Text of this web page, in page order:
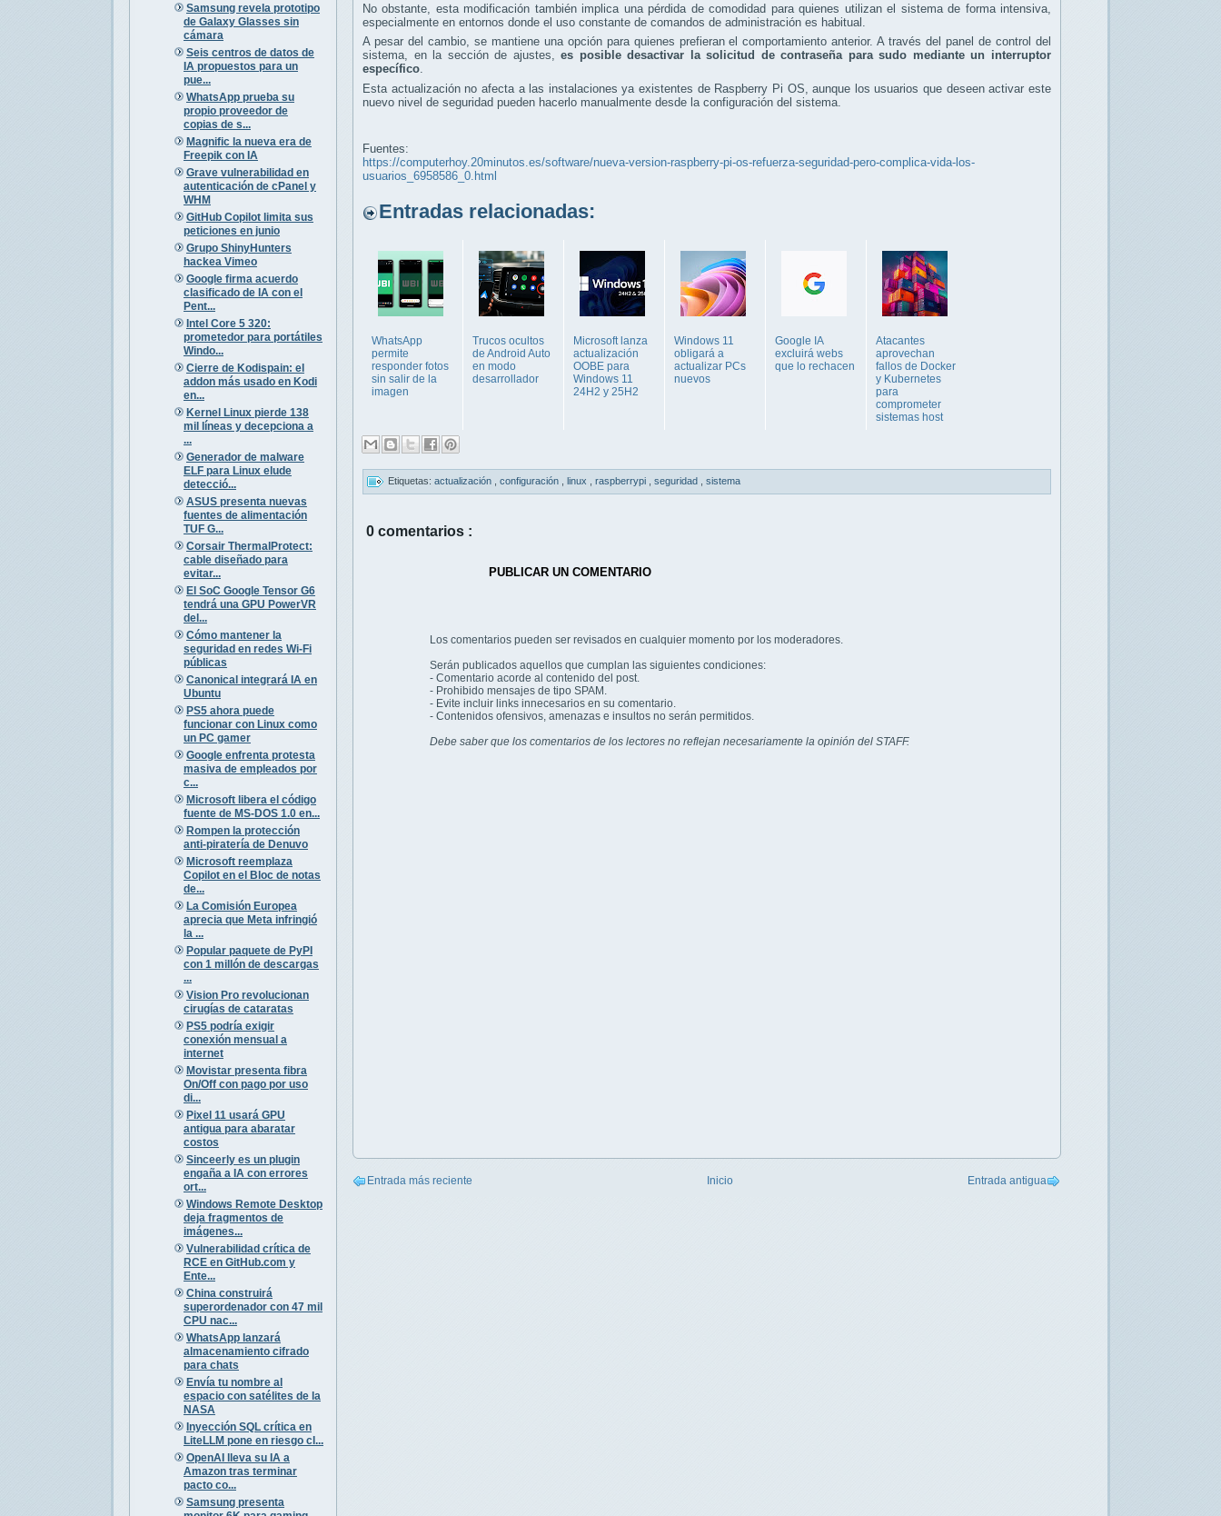
Samsung revela prototipo
de Galaxy Glasses sin
cámara
Seis centros de datos de
IA propuestos para un
pue...
WhatsApp prueba su
propio proveedor de
copias de s...
Magnific la nueva era de
Freepik con IA
Grave vulnerabilidad en
autenticación de cPanel y
WHM
GitHub Copilot limita sus
peticiones en junio
Grupo ShinyHunters
hackea Vimeo
Google firma acuerdo
clasificado de IA con el
Pent...
Intel Core 5 320:
prometedor para portátiles
Windo...
Cierre de Kodispain: el
addon más usado en Kodi
en...
Kernel Linux pierde 138
mil líneas y decepciona a
...
Generador de malware
ELF para Linux elude
detecció...
ASUS presenta nuevas
fuentes de alimentación
TUF G...
Corsair ThermalProtect:
cable diseñado para
evitar...
El SoC Google Tensor G6
tendrá una GPU PowerVR
del...
Cómo mantener la
seguridad en redes Wi-Fi
públicas
Canonical integrará IA en
Ubuntu
PS5 ahora puede
funcionar con Linux como
un PC gamer
Google enfrenta protesta
masiva de empleados por
c...
Microsoft libera el código
fuente de MS-DOS 1.0 en...
Rompen la protección
anti-piratería de Denuvo
Microsoft reemplaza
Copilot en el Bloc de notas
de...
La Comisión Europea
aprecia que Meta infringió
la ...
Popular paquete de PyPI
con 1 millón de descargas
...
Vision Pro revolucionan
cirugías de cataratas
PS5 podría exigir
conexión mensual a
internet
Movistar presenta fibra
On/Off con pago por uso
di...
Pixel 11 usará GPU
antigua para abaratar
costos
Sinceerly es un plugin
engaña a IA con errores
ort...
Windows Remote Desktop
deja fragmentos de
imágenes...
Vulnerabilidad crítica de
RCE en GitHub.com y
Ente...
China construirá
superordenador con 47 mil
CPU nac...
WhatsApp lanzará
almacenamiento cifrado
para chats
Envía tu nombre al
espacio con satélites de la
NASA
Inyección SQL crítica en
LiteLLM pone en riesgo cl...
OpenAI lleva su IA a
Amazon tras terminar
pacto co...
Samsung presenta
No obstante, esta modificación también implica una pérdida de comodidad para quienes utilizan el sistema de forma intensiva,
especialmente en entornos donde el uso constante de comandos de administración es habitual.
A pesar del cambio, se mantiene una opción para quienes prefieran el comportamiento anterior. A través del panel de control del
sistema, en la sección de ajustes,es posible desactivar la solicitud de contraseña para sudo mediante un interruptor
específico.
Esta actualización no afecta a las instalaciones ya existentes de Raspberry Pi OS, aunque los usuarios que deseen activar este
nuevo nivel de seguridad pueden hacerlo manualmente desde la configuración del sistema.
Fuentes:
https://computerhoy.20minutos.es/software/nueva-version-raspberry-pi-os-refuerza-seguridad-pero-complica-vida-los-
usuarios_6958586_0.html
Entradas relacionadas:
WhatsApp
permite
responder fotos
sin salir de la
imagen
Trucos ocultos
de Android Auto
en modo
desarrollador
Microsoft lanza
actualización
OOBE para
Windows 11
24H2 y 25H2
Windows 11
obligará a
actualizar PCs
nuevos
Google IA
excluirá webs
que lo rechacen
Atacantes
aprovechan
fallos de Docker
y Kubernetes
para
comprometer
sistemas host
Etiquetas: actualización configuración linux raspberrypi seguridad sistema
0 comentarios :
PUBLICAR UN COMENTARIO
Los comentarios pueden ser revisados en cualquier momento por los moderadores.
Serán publicados aquellos que cumplan las siguientes condiciones:
- Comentario acorde al contenido del post.
- Prohibido mensajes de tipo SPAM.
- Evite incluir links innecesarios en su comentario.
- Contenidos ofensivos, amenazas e insultos no serán permitidos.
Debe saber que los comentarios de los lectores no reflejan necesariamente la opinión del STAFF.
Entrada más reciente Entrada antigua
Inicio